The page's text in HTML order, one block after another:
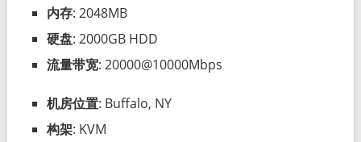
内存: 2048MB
硬盘: 2000GB HDD
流量带宽: 20000@10000Mbps
机房位置: Buffalo, NY
构架: KVM